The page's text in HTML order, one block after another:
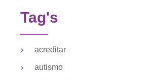
Tag's
acreditar
autismo